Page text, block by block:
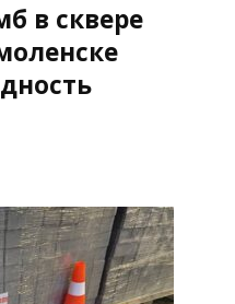
в сквере